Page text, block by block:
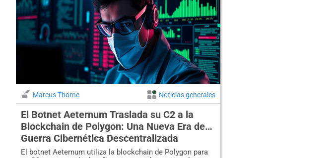
Marcus Thorne Noticias generales
El Botnet Aeternum Traslada su C2 a la
Blockchain de Polygon: Una Nueva Era de
Guerra Cibernética Descentralizada
El botnet Aeternum utiliza la blockchain de Polygon para